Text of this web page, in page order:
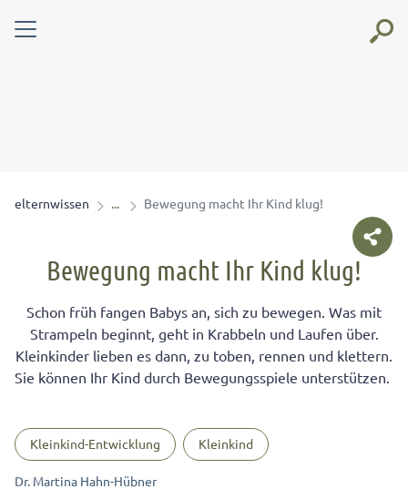
elternwissen Bewegung macht Ihr Kind klug!
Bewegung macht Ihr Kind klug!
Schon früh fangen Babys an, sich zu bewegen. Was mit
Strampeln beginnt, geht in Krabbeln und Laufen über.
Kleinkinder lieben es dann, zu toben, rennen und klettern.
Sie können Ihr Kind durch Bewegungsspiele unterstützen.
Kleinkind-Entwicklung Kleinkind
Dr. Martina Hahn-Hübner